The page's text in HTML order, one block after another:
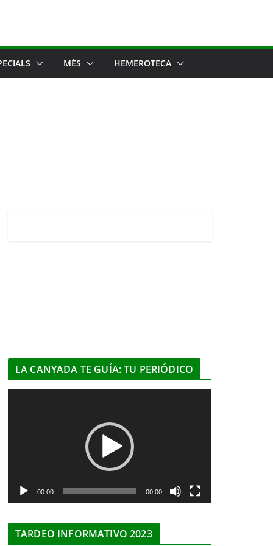
MÉS HEMEROTECA
LA CANYADA TE GUÍA: TU PERIÓDICO
c
00:00 00:00
TARDEO INFORMATIVO 2023